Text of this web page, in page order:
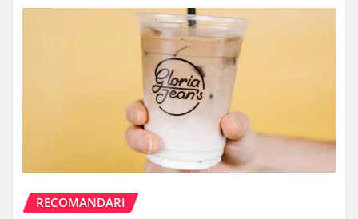
RECOMANDARI